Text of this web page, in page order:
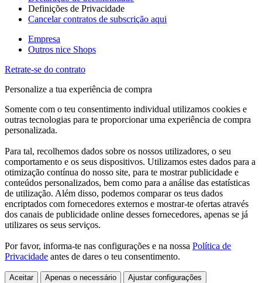
Definições de Privacidade
Cancelar contratos de subscrição aqui
Empresa
Outros nice Shops
Retrate-se do contrato
Personalize a tua experiência de compra
Somente com o teu consentimento individual utilizamos cookies e
outras tecnologias para te proporcionar uma experiência de compra
personalizada.
Para tal, recolhemos dados sobre os nossos utilizadores, o seu
comportamento e os seus dispositivos. Utilizamos estes dados para a
otimização contínua do nosso site, para te mostrar publicidade e
conteúdos personalizados, bem como para a análise das estatísticas
de utilização. Além disso, podemos comparar os teus dados
encriptados com fornecedores externos e mostrar-te ofertas através
dos canais de publicidade online desses fornecedores, apenas se já
utilizares os seus serviços.
Por favor, informa-te nas configurações e na nossa Política de
Privacidade antes de dares o teu consentimento.
Aceitar Apenas o necessário Ajustar configurações